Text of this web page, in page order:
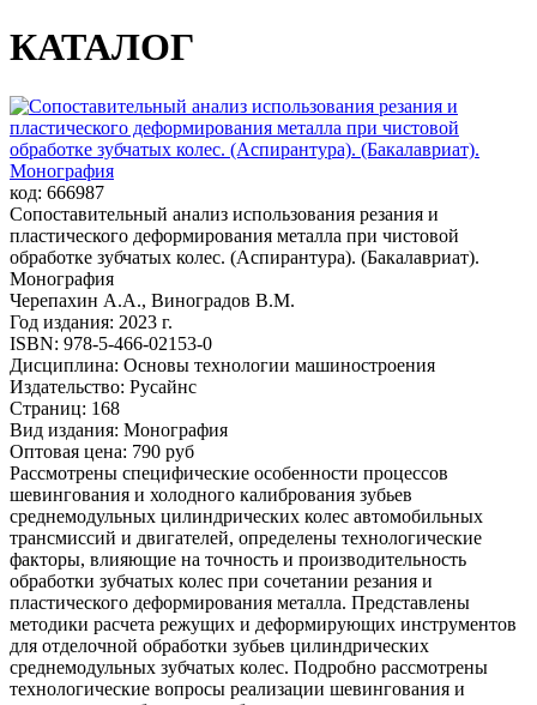
КАТАЛОГ
код: 666987
Сопоставительный анализ использования резания и
пластического деформирования металла при чистовой
обработке зубчатых колес. (Аспирантура). (Бакалавриат).
Монография
Черепахин А.А., Виноградов В.М.
Год издания: 2023 г.
ISBN: 978-5-466-02153-0
Дисциплина: Основы технологии машиностроения
Издательство: Русайнс
Страниц: 168
Вид издания: Монография
Оптовая цена: 790 руб
Рассмотрены специфические особенности процессов
шевингования и холодного калибрования зубьев
среднемодульных цилиндрических колес автомобильных
трансмиссий и двигателей, определены технологические
факторы, влияющие на точность и производительность
обработки зубчатых колес при сочетании резания и
пластического деформирования металла. Представлены
методики расчета режущих и деформирующих инструментов
для отделочной обработки зубьев цилиндрических
среднемодульных зубчатых колес. Подробно рассмотрены
технологические вопросы реализации шевингования и